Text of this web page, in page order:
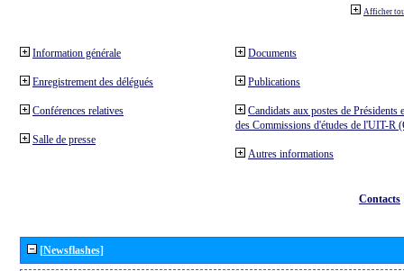
Afficher
Information générale
Enregistrement des délégués
Conférences relatives
Salle de presse
Documents
Publications
Candidats aux postes de Présidents
des Commissions d'études de l'UIT-R
Autres informations
Contacts
[Newsflashes]